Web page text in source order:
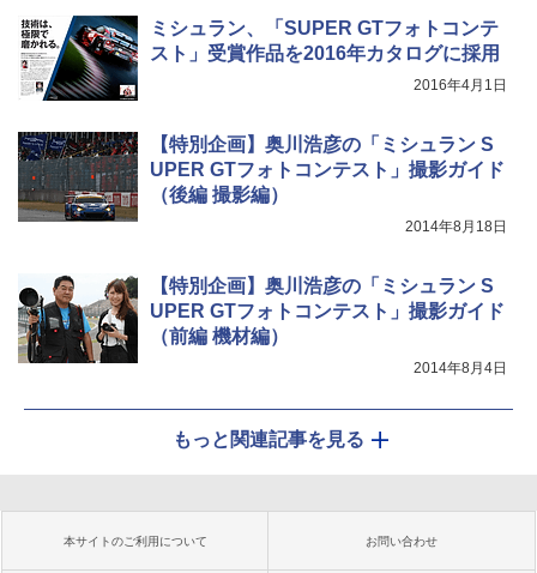
ミシュラン、「SUPER GTフォトコンテ
スト」受賞作品を2016年カタログに採用
2016年4月1日
【特別企画】奥川浩彦の「ミシュラン S
UPER GTフォトコンテスト」撮影ガイド
（後編 撮影編）
2014年8月18日
【特別企画】奥川浩彦の「ミシュラン S
UPER GTフォトコンテスト」撮影ガイド
（前編 機材編）
2014年8月4日
もっと関連記事を見る
本サイトのご利用について お問い合わせ